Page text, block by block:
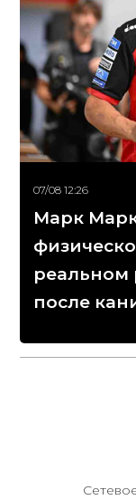
07/08 12:26
Марк
реальном
после